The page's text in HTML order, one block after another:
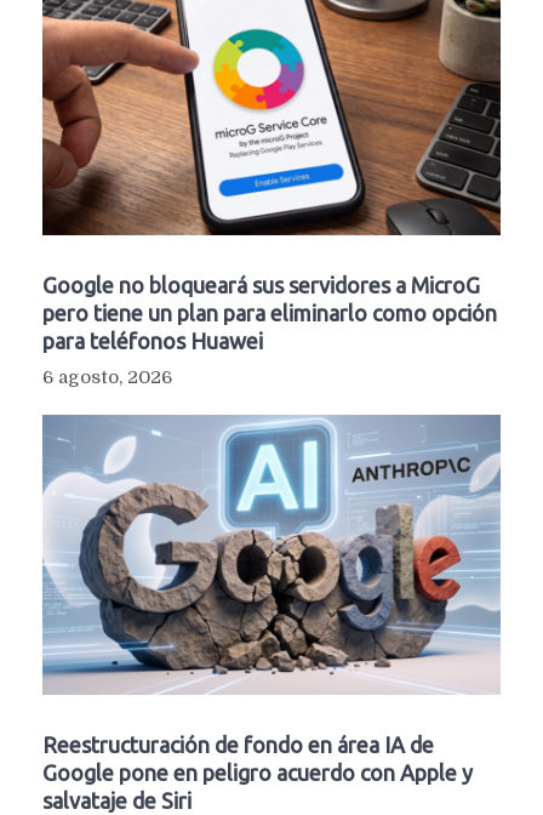
Google no bloqueará sus servidores a MicroG
pero tiene un plan para eliminarlo como opción
para teléfonos Huawei
6 agosto, 2026
Reestructuración de fondo en área IA de
Google pone en peligro acuerdo con Apple y
salvataje de Siri